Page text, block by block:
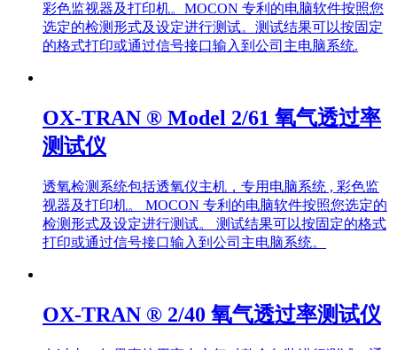
彩色监视器及打印机。MOCON 专利的电脑软件按照您
选定的检测形式及设定进行测试。测试结果可以按固定
的格式打印或通过信号接口输入到公司主电脑系统.
OX-TRAN ® Model 2/61 氧气透过率
测试仪
透氧检测系统包括透氧仪主机，专用电脑系统 , 彩色监
视器及打印机。 MOCON 专利的电脑软件按照您选定的
检测形式及设定进行测试。 测试结果可以按固定的格式
打印或通过信号接口输入到公司主电脑系统。
OX-TRAN ® 2/40 氧气透过率测试仪